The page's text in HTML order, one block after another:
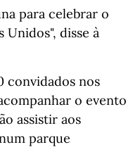
para celebrar o
Unidos", disse à
convidados nos
o evento
assistir aos
parque